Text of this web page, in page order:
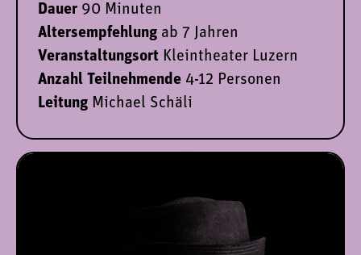
Dauer 90 Minuten
Altersempfehlung ab 7 Jahren
Veranstaltungsort Kleintheater Luzern
Anzahl Teilnehmende 4-12 Personen
Leitung Michael Schäli